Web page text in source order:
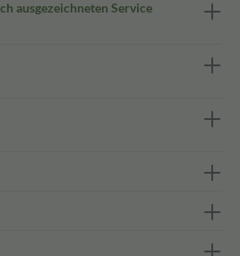
ausgezeichneten Service